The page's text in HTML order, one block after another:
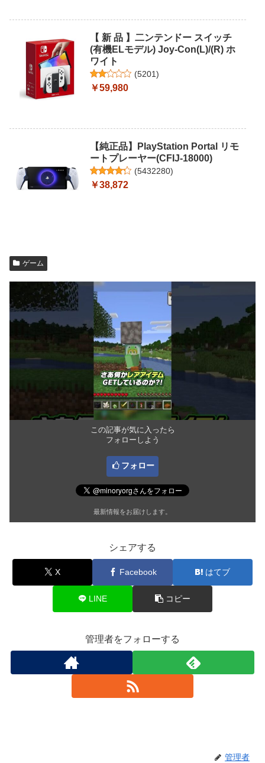
【 新 品 】二ンテンドー スイッチ
(有機ELモデル) Joy-Con(L)/(R) ホ
ワイト
(5201)
￥59,980
【純正品】PlayStation Portal リモ
ートプレーヤー(CFIJ-18000)
(5432280)
￥38,872
ゲーム
この記事が気に入ったら
フォローしよう
フォロー
最新情報をお届けします。
シェアする
X Facebook はてブ
LINE コピー
管理者をフォローする
管理者